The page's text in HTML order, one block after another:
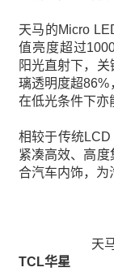
天马的Micro
值亮度超过
阳光直射下，
璃透明度超86%
在低光条件下亦
相较于传统LCD
紧凑高效、高
合汽车内饰，为
天
TCL华星